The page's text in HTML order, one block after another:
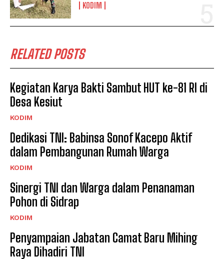
KODIM
RELATED POSTS
Kegiatan Karya Bakti Sambut HUT ke-81 RI di
Desa Kesiut
KODIM
Dedikasi TNI: Babinsa Sonof Kacepo Aktif
dalam Pembangunan Rumah Warga
KODIM
Sinergi TNI dan Warga dalam Penanaman
Pohon di Sidrap
KODIM
Penyampaian Jabatan Camat Baru Mihing
Raya Dihadiri TNI